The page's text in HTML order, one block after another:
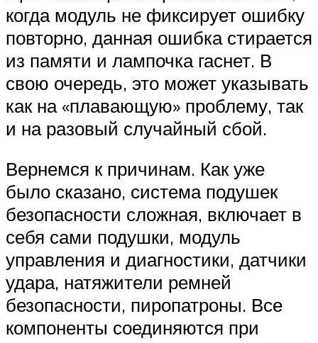
когда модуль не фиксирует ошибку
повторно, данная ошибка стирается
из памяти и лампочка гаснет. В
свою очередь, это может указывать
как на «плавающую» проблему, так
и на разовый случайный сбой.
Вернемся к причинам. Как уже
было сказано, система подушек
безопасности сложная, включает в
себя сами подушки, модуль
управления и диагностики, датчики
удара, натяжители ремней
безопасности, пиропатроны. Все
компоненты соединяются при